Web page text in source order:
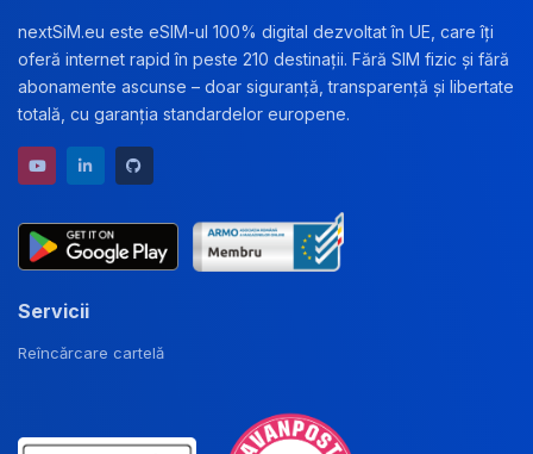
nextSiM.eu este eSIM-ul 100% digital dezvoltat în UE, care îți
oferă internet rapid în peste 210 destinații. Fără SIM fizic și fără
abonamente ascunse – doar siguranță, transparență și libertate
totală, cu garanția standardelor europene.
YouTube channel
LinkedIn profile
Servicii
Reîncărcare cartelă